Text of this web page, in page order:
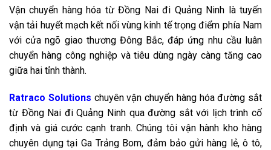
Vận chuyển hàng hóa từ Đồng Nai đi Quảng Ninh là tuyến
vận tải huyết mạch kết nối vùng kinh tế trọng điểm phía Nam
với cửa ngõ giao thương Đông Bắc, đáp ứng nhu cầu luân
chuyển hàng công nghiệp và tiêu dùng ngày càng tăng cao
giữa hai tỉnh thành.
Ratraco Solutions chuyên vận chuyển hàng hóa đường sắt
từ Đồng Nai đi Quảng Ninh qua đường sắt với lịch trình cố
định và giá cước cạnh tranh. Chúng tôi vận hành kho hàng
chuyên dụng tại Ga Trảng Bom, đảm bảo gửi hàng lẻ, ô tô,